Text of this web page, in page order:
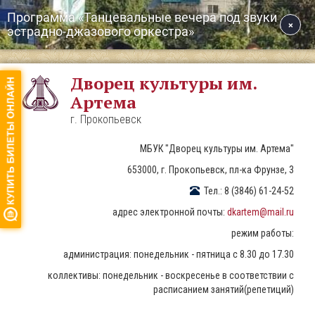
Перейти
к
основному
содержанию
Дворец культуры им.
Артема
г. Прокопьевск
МБУК "Дворец культуры им. Артема"
653000, г. Прокопьевск, пл-ка Фрунзе, 3
Тел.: 8 (3846) 61-24-52
адрес электронной почты: dkartem@mail.ru
режим работы:
администрация: понедельник - пятница с 8.30 до 17.30
коллективы: понедельник - воскресенье в соответствии с
расписанием занятий(репетиций)